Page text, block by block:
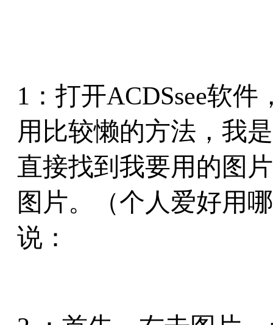
1：打开ACDSsee软
用比较懒的方法，我
直接找到我要用的图
图片。（个人爱好用
说：